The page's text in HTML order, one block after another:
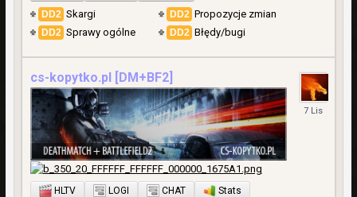
Skargi
Propozycje zmian
Sprawy ogólne
Błędy/bugi
cs-kopytko.pl [DM+BF2]
HLTV LOGI CHAT Stats
7